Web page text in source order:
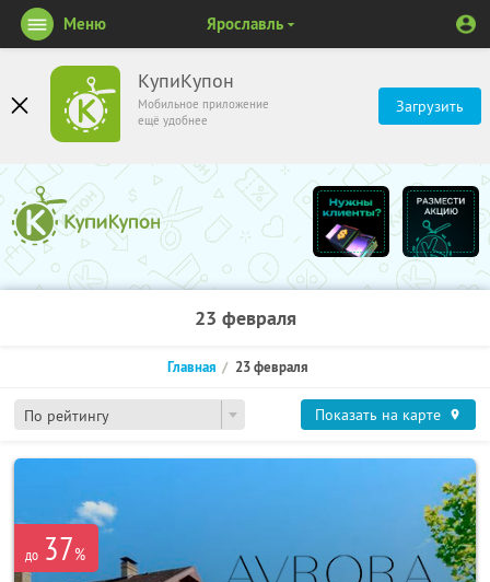
КупиКупон
Мобильное приложение
ещё удобнее
Загрузить
Меню Ярославль
23 февраля
По рейтингу
Главная 23 февраля
Показать на карте
до 37%